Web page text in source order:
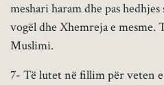
meshari haram dhe pas
vogël dhe Xhemreja e mesme.
Muslimi.
7- Të lutet në fillim për veten